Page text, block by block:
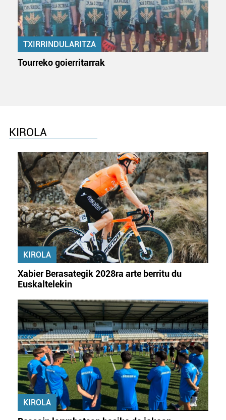
erabiltzeko baimen esplizitua ematen diguzu.Gehiago
irakurri
TXIRRINDULARITZA
Tourreko goierritarrak
KIROLA
KIROLA
Xabier Berasategik 2028ra arte berritu du
Euskaltelekin
KIROLA